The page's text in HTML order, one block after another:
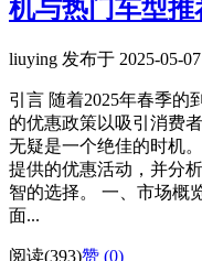
机与热门车型推
liuying 发布于 2025-05-07
引言 随着2025年春季的
的优惠政策以吸引消费
无疑是一个绝佳的时机
提供的优惠活动，并分
智的选择。 一、市场概
面...
阅读(393)赞 (0)